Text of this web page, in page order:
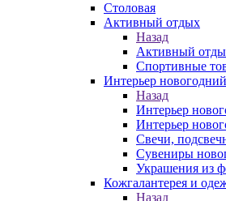
Столовая
Активный отдых
Назад
Активный
Спортивные
Интерьер новогодний
Назад
Интерьер
Интерьер
Свечи,
Сувениры
Украшения из
Кожгалантерея и
Назад